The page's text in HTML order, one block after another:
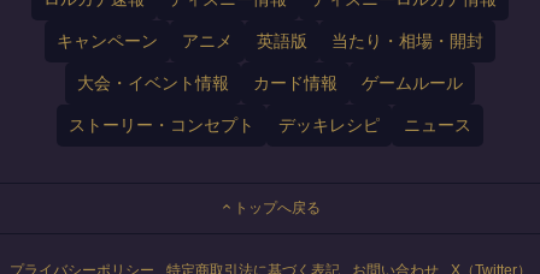
キャンペーン アニメ 英語版 当たり・相場・開封
大会・イベント情報 カード情報 ゲームルール
ストーリー・コンセプト デッキレシピ ニュース
トップへ戻る